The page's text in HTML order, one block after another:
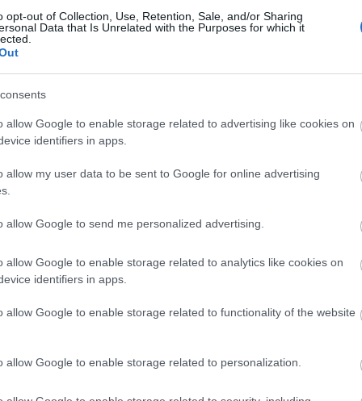
opt-out of Collection, Use, Retention, Sale, and/or Sharing
Data that Is Unrelated with the Purposes for which it
allow Google to enable storage related to advertising like cookies on
identifiers in apps.
allow my user data to be sent to Google for online advertising
allow Google to send me personalized advertising.
allow Google to enable storage related to analytics like cookies on
identifiers in apps.
allow Google to enable storage related to functionality of the website
allow Google to enable storage related to personalization.
κίνδυνος πυρκαγιάς! Τι απαγορεύεται
με κόσμο η Φαράκλα (pics&vid)
μετά τη μεγάλη καταστροφή του 2021
απάτης – Πλήρωσε για τρακτέρ
News
Εύβοια